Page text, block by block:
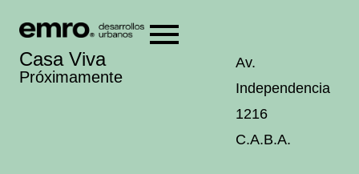
Casa Viva
Próximamente
Av.
Independencia
1216
C.A.B.A.